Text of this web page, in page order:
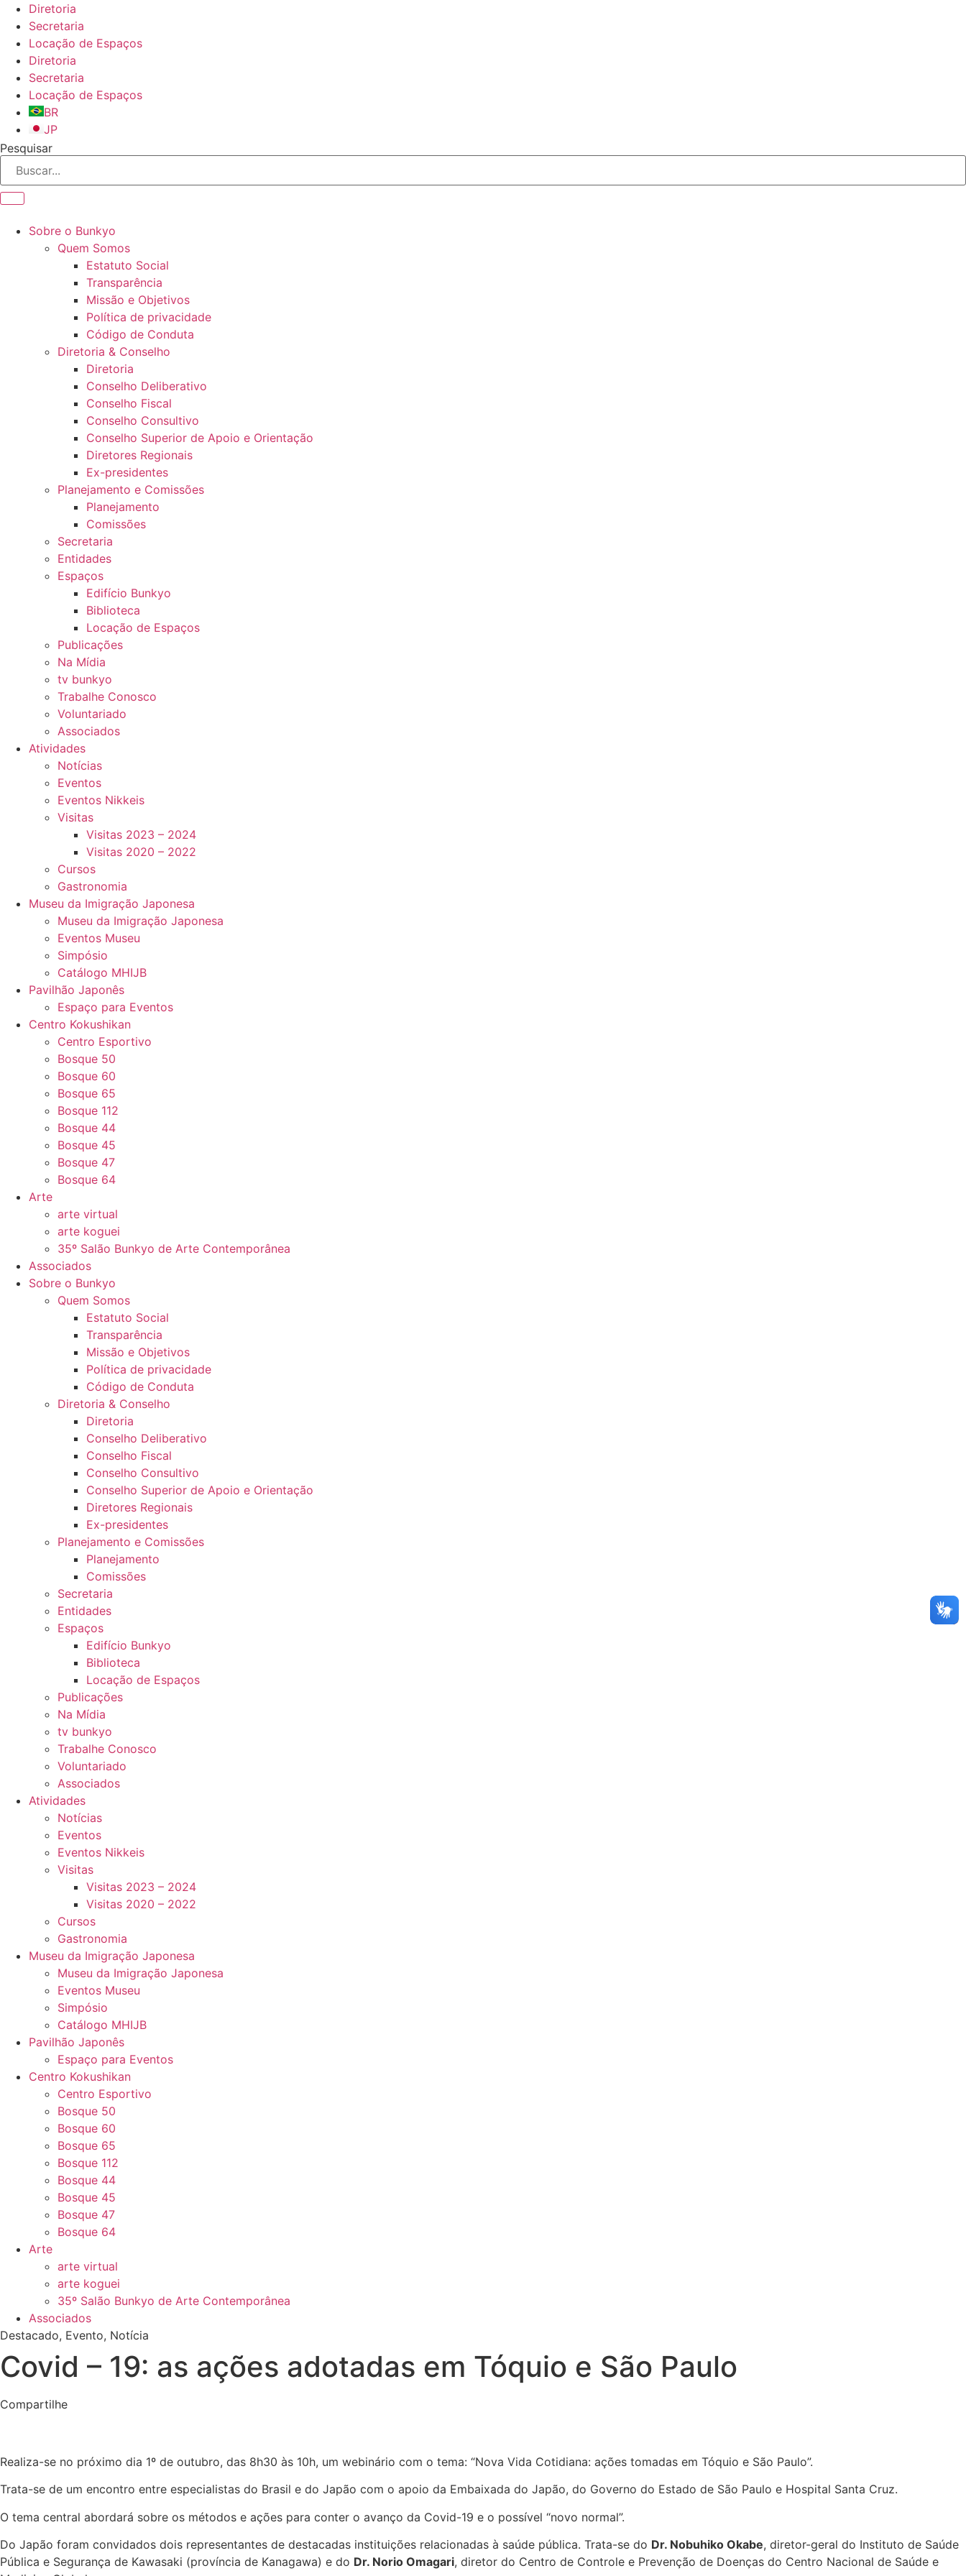
para
conteúdo
Diretoria
Secretaria
Locação de Espaços
Diretoria
Secretaria
Locação de Espaços
BR
JP
Pesquisar
Sobre o Bunkyo
Quem Somos
Estatuto Social
Transparência
Missão e Objetivos
Política de privacidade
Código de Conduta
Diretoria & Conselho
Diretoria
Conselho Deliberativo
Conselho Fiscal
Conselho Consultivo
Conselho Superior de Apoio e Orientação
Diretores Regionais
Ex-presidentes
Planejamento e Comissões
Planejamento
Comissões
Secretaria
Entidades
Espaços
Edifício Bunkyo
Biblioteca
Locação de Espaços
Publicações
Na Mídia
tv bunkyo
Trabalhe Conosco
Voluntariado
Associados
Atividades
Notícias
Eventos
Eventos Nikkeis
Visitas
Visitas 2023 – 2024
Visitas 2020 – 2022
Cursos
Gastronomia
Museu da Imigração Japonesa
Museu da Imigração Japonesa
Eventos Museu
Simpósio
Catálogo MHIJB
Pavilhão Japonês
Espaço para Eventos
Centro Kokushikan
Centro Esportivo
Bosque 50
Bosque 60
Bosque 65
Bosque 112
Bosque 44
Bosque 45
Bosque 47
Bosque 64
Arte
arte virtual
arte koguei
35º Salão Bunkyo de Arte Contemporânea
Associados
Sobre o Bunkyo
Quem Somos
Estatuto Social
Transparência
Missão e Objetivos
Política de privacidade
Código de Conduta
Diretoria & Conselho
Diretoria
Conselho Deliberativo
Conselho Fiscal
Conselho Consultivo
Conselho Superior de Apoio e Orientação
Diretores Regionais
Ex-presidentes
Planejamento e Comissões
Planejamento
Comissões
Secretaria
Entidades
Espaços
Edifício Bunkyo
Biblioteca
Locação de Espaços
Publicações
Na Mídia
tv bunkyo
Trabalhe Conosco
Voluntariado
Associados
Atividades
Notícias
Eventos
Eventos Nikkeis
Visitas
Visitas 2023 – 2024
Visitas 2020 – 2022
Cursos
Gastronomia
Museu da Imigração Japonesa
Museu da Imigração Japonesa
Eventos Museu
Simpósio
Catálogo MHIJB
Pavilhão Japonês
Espaço para Eventos
Centro Kokushikan
Centro Esportivo
Bosque 50
Bosque 60
Bosque 65
Bosque 112
Bosque 44
Bosque 45
Bosque 47
Bosque 64
Arte
arte virtual
arte koguei
35º Salão Bunkyo de Arte Contemporânea
Associados
Destacado, Evento, Notícia
Covid – 19: as ações adotadas em Tóquio e São Paulo
Compartilhe
Realiza-se no próximo dia 1º de outubro, das 8h30 às 10h, um webinário com o tema: “Nova Vida Cotidiana: ações tomadas em Tóquio e São Paulo”.
Trata-se de um encontro entre especialistas do Brasil e do Japão com o apoio da Embaixada do Japão, do Governo do Estado de São Paulo e Hospital Santa Cruz.
O tema central abordará sobre os métodos e ações para conter o avanço da Covid-19 e o possível “novo normal”.
Do Japão foram convidados dois representantes de destacadas instituições relacionadas à saúde pública. Trata-se do Dr. Nobuhiko Okabe, diretor-geral do Instituto de Saúde
Pública e Segurança de Kawasaki (província de Kanagawa) e do Dr. Norio Omagari, diretor do Centro de Controle e Prevenção de Doenças do Centro Nacional de Saúde e